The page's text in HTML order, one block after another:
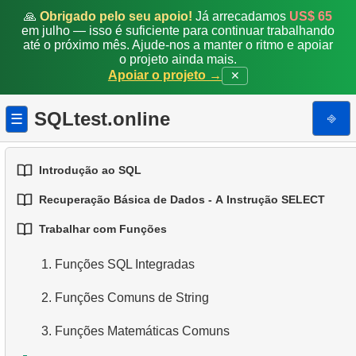
🙏 Obrigado pelo seu apoio! Já arrecadamos US$ 65
em julho — isso é suficiente para continuar trabalhando
até o próximo mês. Ajude-nos a manter o ritmo e apoiar
o projeto ainda mais.
Apoiar o projeto →
✕
☰ SQLtest.online ⎆
Introdução ao SQL
1.Introdução a Bases de Dados
Tipos de Bases de Dados
3. Conceitos de Bases de Dados Relacionais
4. Tipos de Dados Básicos
5. Entendendo os Valores NULL no SQL
Recuperação Básica de Dados - A Instrução SELECT
1.Selecionando Dados de uma Tabela
2. Filtragem de Dados
3. Combinando Múltiplas Condições
4. Alias para Colunas
Trabalhar com Funções
1. Funções SQL Integradas
2. Funções Comuns de String
3. Funções Matemáticas Comuns